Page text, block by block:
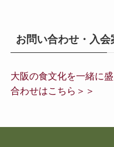
お問い合わせ・入会
大阪の食文化を一緒に
合わせはこちら＞＞